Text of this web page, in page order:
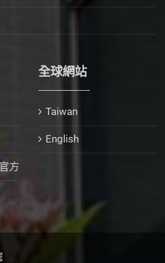
方
全球網站
Taiwan
English